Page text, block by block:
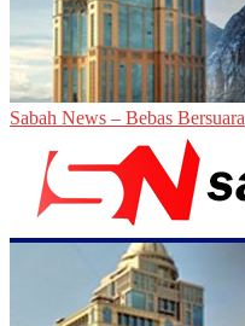
Sabah News – Bebas Bersuara